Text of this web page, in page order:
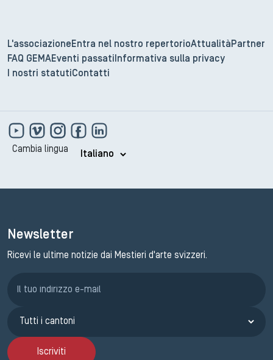
L'associazione Entra nel nostro repertorioAttualità Partner
FAQ GEMAEventi passati
Informativa sulla privacy
I nostri statuti Contatti
Cambia lingua
Newsletter
Ricevi le ultime notizie dai Mestieri d'arte svizzeri.
Iscriviti